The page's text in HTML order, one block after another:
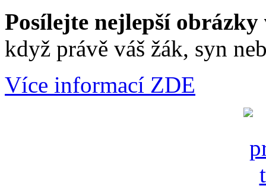
Posílejte nejlepší obrázky
když právě váš žák, syn
Více informací ZDE